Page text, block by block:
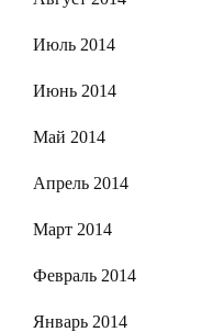
Июль 2014
Июнь 2014
Май 2014
Апрель 2014
Март 2014
Февраль 2014
Январь 2014